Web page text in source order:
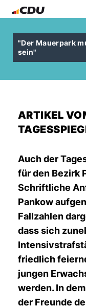
"Der Mauerpark
sein"
ARTIKEL
Auch der
für den Bezirk
Schriftliche
Pankow
Fallzahlen
dass sich
friedlich
jungen
werden. In
der Freunde